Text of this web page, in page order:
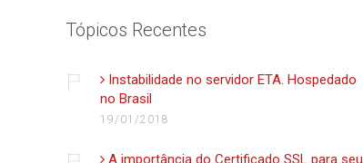
Tópicos Recentes
Instabilidade no servidor ETA. Hospedado
no Brasil
19/01/2018
A importância do Certificado SSL para seu